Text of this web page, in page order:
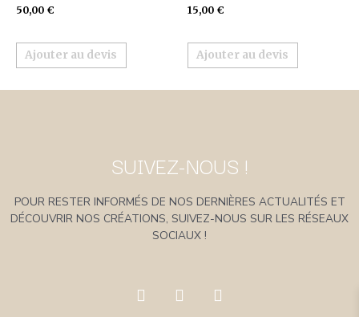
50,00 €
Ajouter au devis
15,00 €
Ajouter au devis
SUIVEZ-NOUS !
POUR RESTER INFORMÉS DE NOS DERNIÈRES ACTUALITÉS ET
DÉCOUVRIR NOS CRÉATIONS, SUIVEZ-NOUS SUR LES RÉSEAUX
SOCIAUX !